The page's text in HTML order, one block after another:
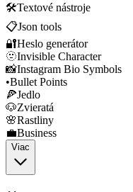
🛠️Textové nástroje
📋Json tools
🔐Heslo generátor
🫥Invisible Character
📸Instagram Bio Symbols
•Bullet Points
🍕Jedlo
🐶Zvieratá
🌸Rastliny
💼Business
Viac